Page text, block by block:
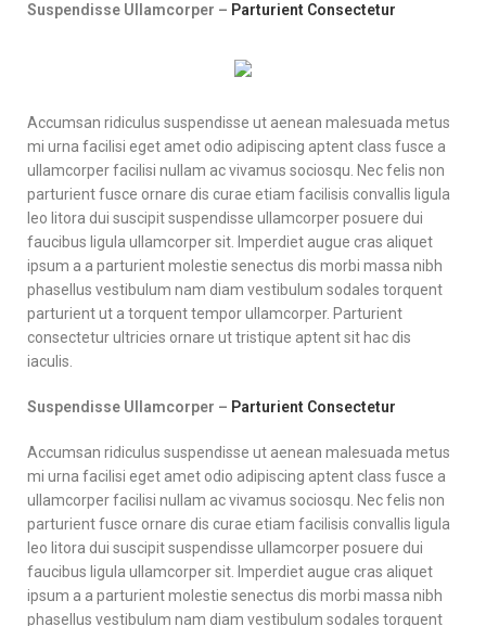
Suspendisse Ullamcorper – Parturient Consectetur
Accumsan ridiculus suspendisse ut aenean malesuada metus
mi urna facilisi eget amet odio adipiscing aptent class fusce a
ullamcorper facilisi nullam ac vivamus sociosqu. Nec felis non
parturient fusce ornare dis curae etiam facilisis convallis ligula
leo litora dui suscipit suspendisse ullamcorper posuere dui
faucibus ligula ullamcorper sit. Imperdiet augue cras aliquet
ipsum a a parturient molestie senectus dis morbi massa nibh
phasellus vestibulum nam diam vestibulum sodales torquent
parturient ut a torquent tempor ullamcorper. Parturient
consectetur ultricies ornare ut tristique aptent sit hac dis
iaculis.
Suspendisse Ullamcorper – Parturient Consectetur
Accumsan ridiculus suspendisse ut aenean malesuada metus
mi urna facilisi eget amet odio adipiscing aptent class fusce a
ullamcorper facilisi nullam ac vivamus sociosqu. Nec felis non
parturient fusce ornare dis curae etiam facilisis convallis ligula
leo litora dui suscipit suspendisse ullamcorper posuere dui
faucibus ligula ullamcorper sit. Imperdiet augue cras aliquet
ipsum a a parturient molestie senectus dis morbi massa nibh
phasellus vestibulum nam diam vestibulum sodales torquent